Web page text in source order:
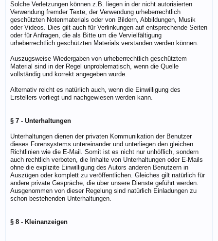
Solche Verletzungen können z.B. liegen in der nicht autorisierten
Verwendung fremder Texte, der Verwendung urheberrechtlich
geschützten Notenmaterials oder von Bildern, Abbildungen, Musik
oder Videos. Dies gilt auch für Verlinkungen auf entsprechende Seiten
oder für Anfragen, die als Bitte um die Vervielfältigung
urheberrechtlich geschützten Materials verstanden werden können.
Auszugsweise Wiedergaben von urheberrechtlich geschütztem
Material sind in der Regel unproblematisch, wenn die Quelle
vollständig und korrekt angegeben wurde.
Alternativ reicht es natürlich auch, wenn die Einwilligung des
Erstellers vorliegt und nachgewiesen werden kann.
§ 7 - Unterhaltungen
Unterhaltungen dienen der privaten Kommunikation der Benutzer
dieses Forensystems untereinander und unterliegen den gleichen
Richtlinien wie die E-Mail. Somit ist es nicht nur unhöflich, sondern
auch rechtlich verboten, die Inhalte von Unterhaltungen oder E-Mails
ohne die explizite Einwilligung des Autors anderen Benutzern in
Auszügen oder komplett zu veröffentlichen. Gleiches gilt natürlich für
andere private Gespräche, die über unsere Dienste geführt werden.
Ausgenommen von dieser Regelung sind natürlich Einladungen zu
schon bestehenden Unterhaltungen.
§ 8 - Kleinanzeigen